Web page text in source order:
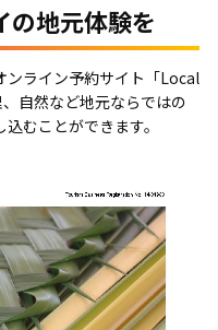
の地元体験を
ンライン予約サイト「Local
自然など地元ならではの
むことができます。